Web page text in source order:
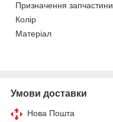
Призначення запчастини
Колір
Матеріал
Умови доставки
Нова Пошта